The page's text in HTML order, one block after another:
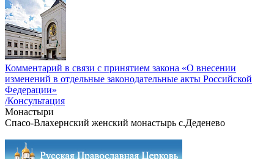
Комментарий в связи с принятием закона «О внесении
изменений в отдельные законодательные акты Российской
Федерации»
/Консультация
Монастыри
Спасо-Влахернский женский монастырь с.Деденево